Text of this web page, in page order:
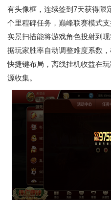
有头像框，连续签到7天获得限
个里程碑任务，巅峰联赛模式
实景扫描能将游戏角色投射到
据玩家胜率自动调整难度系数
快捷键布局，离线挂机收益在
源收集。